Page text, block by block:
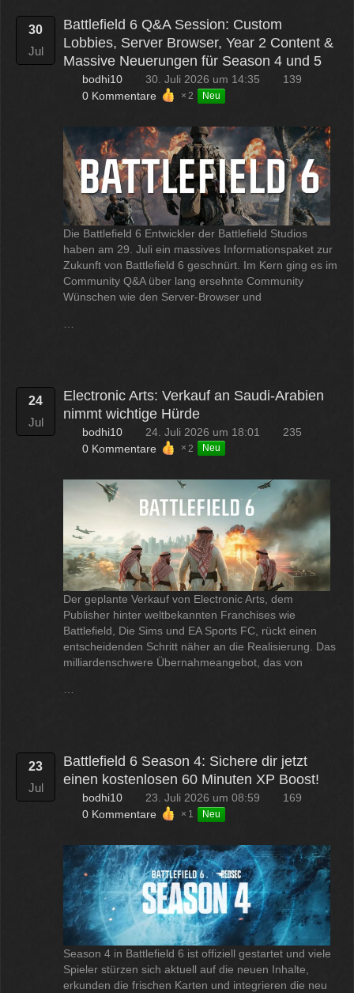
30
Jul
Battlefield 6 Q&A Session: Custom
Lobbies, Server Browser, Year 2 Content &
Massive Neuerungen für Season 4 und 5
bodhi10 30. Juli 2026 um 14:35
139
0 Kommentare
2 Neu
Die Battlefield 6 Entwickler der Battlefield Studios
haben am 29. Juli ein massives Informationspaket zur
Zukunft von Battlefield 6 geschnürt. Im Kern ging es im
Community Q&A über lang ersehnte Community
Wünschen wie den Server-Browser und
24
Jul
Electronic Arts: Verkauf an Saudi-Arabien
nimmt wichtige Hürde
bodhi10 24. Juli 2026 um 18:01
235
0 Kommentare
2 Neu
Der geplante Verkauf von Electronic Arts, dem
Publisher hinter weltbekannten Franchises wie
Battlefield, Die Sims und EA Sports FC, rückt einen
entscheidenden Schritt näher an die Realisierung. Das
milliardenschwere Übernahmeangebot, das von
23
Jul
Battlefield 6 Season 4: Sichere dir jetzt
einen kostenlosen 60 Minuten XP Boost!
bodhi10 23. Juli 2026 um 08:59
169
0 Kommentare
1 Neu
Season 4 in Battlefield 6 ist offiziell gestartet und viele
Spieler stürzen sich aktuell auf die neuen Inhalte,
erkunden die frischen Karten und integrieren die neu